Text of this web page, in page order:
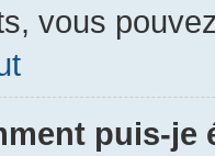
vous
puis-je